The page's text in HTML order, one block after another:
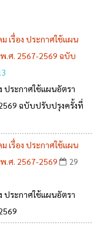
เรื่อง ประกาศใช้แผน
.ศ. 2567-2569 ฉบับ
ประกาศใช้แผนอัตรา
ฉบับปรับปรุงครั้งที่
เรื่อง ประกาศใช้แผน
.ศ. 2567-2569
29
ประกาศใช้แผนอัตรา